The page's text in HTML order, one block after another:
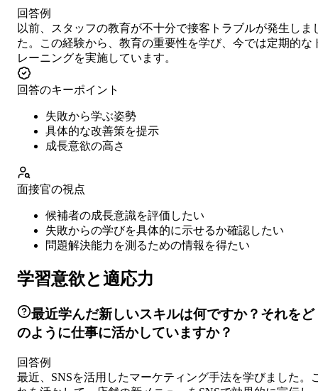
回答例
以前、スタッフの教育が不十分で接客トラブルが発生しま
た。この経験から、教育の重要性を学び、今では定期的な
レーニングを実施しています。
回答のキーポイント
失敗から学ぶ姿勢
具体的な改善策を提示
成長意欲の高さ
面接官の視点
候補者の成長意識を評価したい
失敗からの学びを具体的に示せるか確認したい
問題解決能力を測るための情報を得たい
学習意欲と適応力
最近学んだ新しいスキルは何ですか？それをど
のように仕事に活かしていますか？
回答例
最近、SNSを活用したマーケティング手法を学びました。